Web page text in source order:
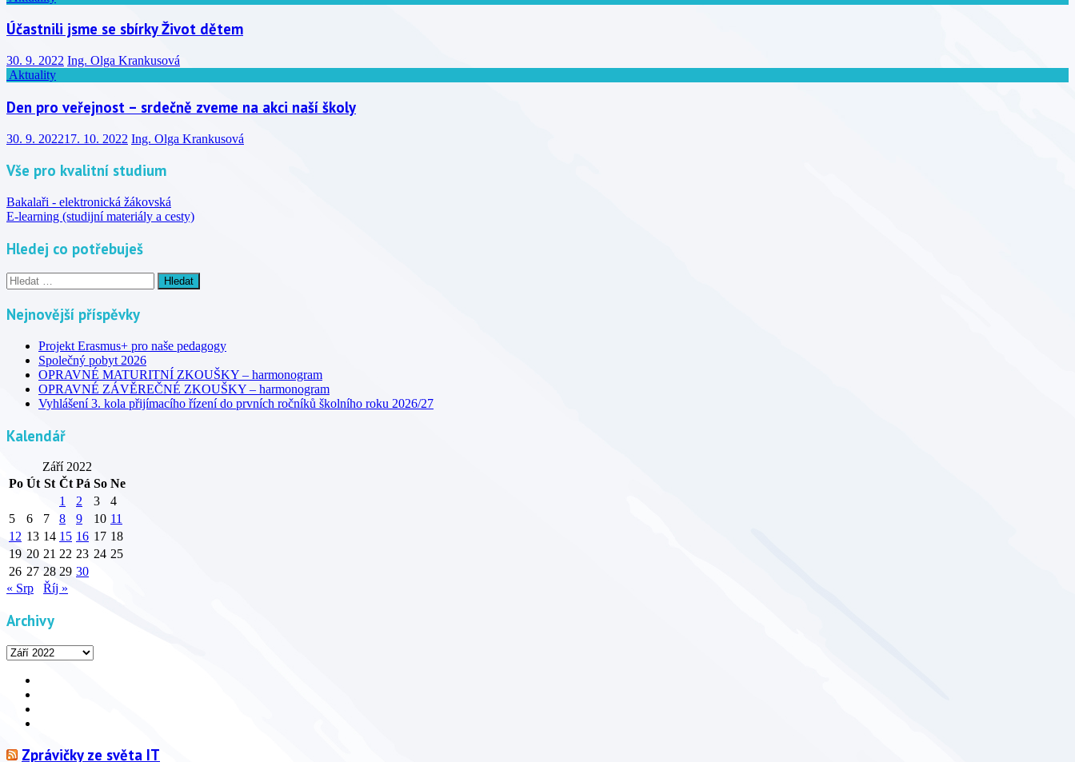
Účastnili jsme se sbírky Život dětem
30. 9. 2022 Ing. Olga Krankusová
Aktuality
Den pro veřejnost – srdečně zveme na akci naší školy
30. 9. 202217. 10. 2022 Ing. Olga Krankusová
Vše pro kvalitní studium
Bakalaři - elektronická žákovská
E-learning (studijní materiály a cesty)
Hledej co potřebuješ
Vyhledávání
Nejnovější příspěvky
Projekt Erasmus+ pro naše pedagogy
Společný pobyt 2026
OPRAVNÉ MATURITNÍ ZKOUŠKY – harmonogram
OPRAVNÉ ZÁVĚREČNÉ ZKOUŠKY – harmonogram
Vyhlášení 3. kola přijímacího řízení do prvních ročníků školního roku 2026/27
Kalendář
Září 2022
Po Út St Čt Pá So Ne
1
2 3
4
5
6 7 8 9 10 11
12 13 14 15 16 17 18
19 20 21 22 23 24 25
26 27 28 29 30
« Srp
Říj »
Archivy
Archivy
Zprávičky ze světa IT